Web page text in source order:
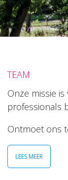
TEAM
Onze missie
professionals
Ontmoet ons
LEES MEER